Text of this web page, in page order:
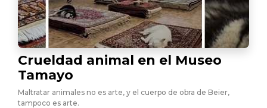
Crueldad animal en el Museo
Tamayo
Maltratar animales no es arte, y el cuerpo de obra de Beier,
tampoco es arte.